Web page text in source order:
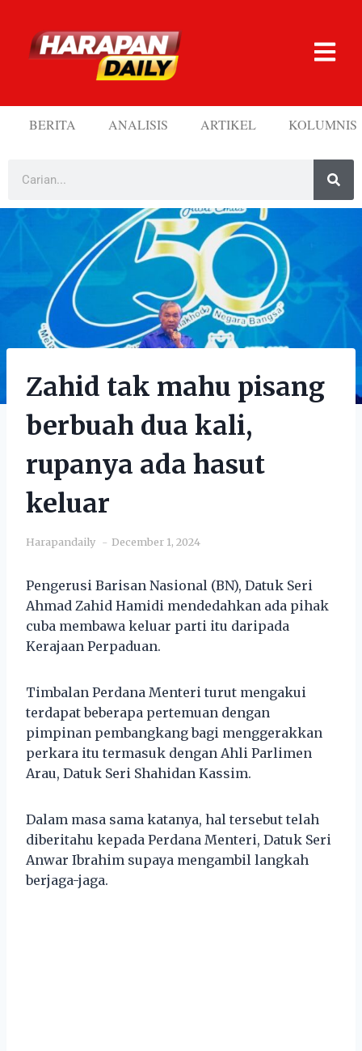
BERITA ANALISIS ARTIKEL KOLUMNIS
Zahid tak mahu pisang
berbuah dua kali,
rupanya ada hasut
keluar
Harapandaily December 1, 2024
Pengerusi Barisan Nasional (BN), Datuk Seri
Ahmad Zahid Hamidi mendedahkan ada pihak
cuba membawa keluar parti itu daripada
Kerajaan Perpaduan.
Timbalan Perdana Menteri turut mengakui
terdapat beberapa pertemuan dengan
pimpinan pembangkang bagi menggerakkan
perkara itu termasuk dengan Ahli Parlimen
Arau, Datuk Seri Shahidan Kassim.
Dalam masa sama katanya, hal tersebut telah
diberitahu kepada Perdana Menteri, Datuk Seri
Anwar Ibrahim supaya mengambil langkah
berjaga-jaga.